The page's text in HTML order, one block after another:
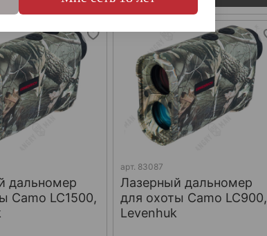
дальномер
Camo LC1500,
арт. 83087
Лазерный дальномер
для охоты Camo LC900,
Levenhuk